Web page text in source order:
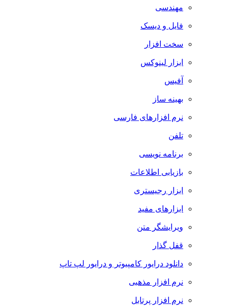
مهندسی
فایل و دیسک
سخت افزار
ابزار لینوکس
آفیس
بهینه ساز
نرم افزارهای فارسی
تلفن
برنامه نویسی
بازیابی اطلاعات
ابزار رجیستری
ابزارهای مفید
ویرایشگر متن
قفل گذار
دانلود درایور کامپیوتر و درایور لپ تاپ
نرم افزار مذهبی
نرم افزار پرتابل